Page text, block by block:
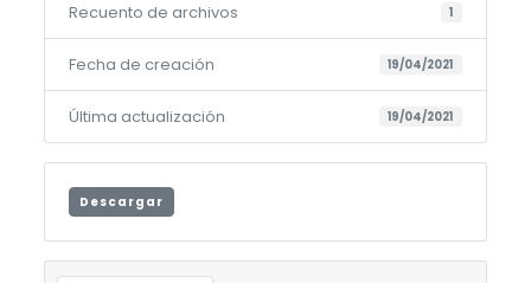
Recuento de archivos 1
Fecha de creación 19/04/2021
Última actualización 19/04/2021
Descargar